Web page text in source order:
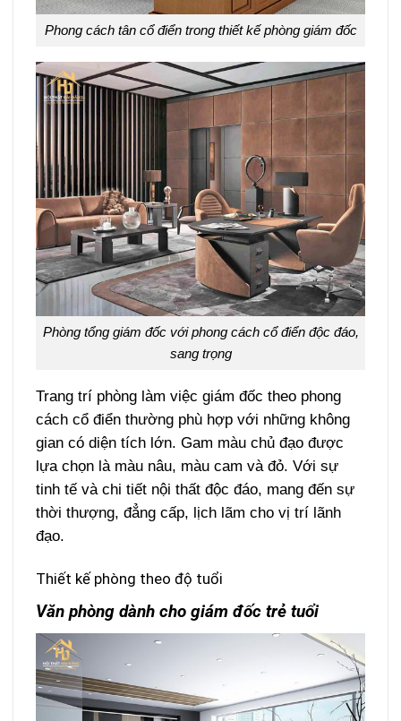
Phong cách tân cổ điển trong thiết kế phòng giám đốc
Phòng tổng giám đốc với phong cách cổ điển độc đáo,
sang trọng
Trang trí phòng làm việc giám đốc theo phong
cách cổ điển thường phù hợp với những không
gian có diện tích lớn. Gam màu chủ đạo được
lựa chọn là màu nâu, màu cam và đỏ. Với sự
tinh tế và chi tiết nội thất độc đáo, mang đến sự
thời thượng, đẳng cấp, lịch lãm cho vị trí lãnh
đạo.
Thiết kế phòng theo độ tuổi
Văn phòng dành cho giám đốc trẻ tuổi